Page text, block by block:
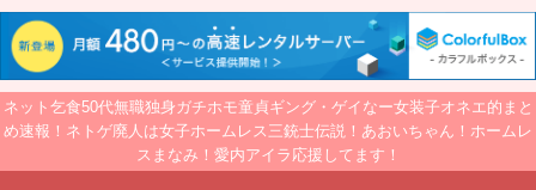
ネット乞食50代無職独身ガチホモ童貞ギング・ゲイなー女装子オネエ的まと
め速報！ネトゲ廃人は女子ホームレス三銃士伝説！あおいちゃん！ホームレ
スまなみ！愛内アイラ応援してます！